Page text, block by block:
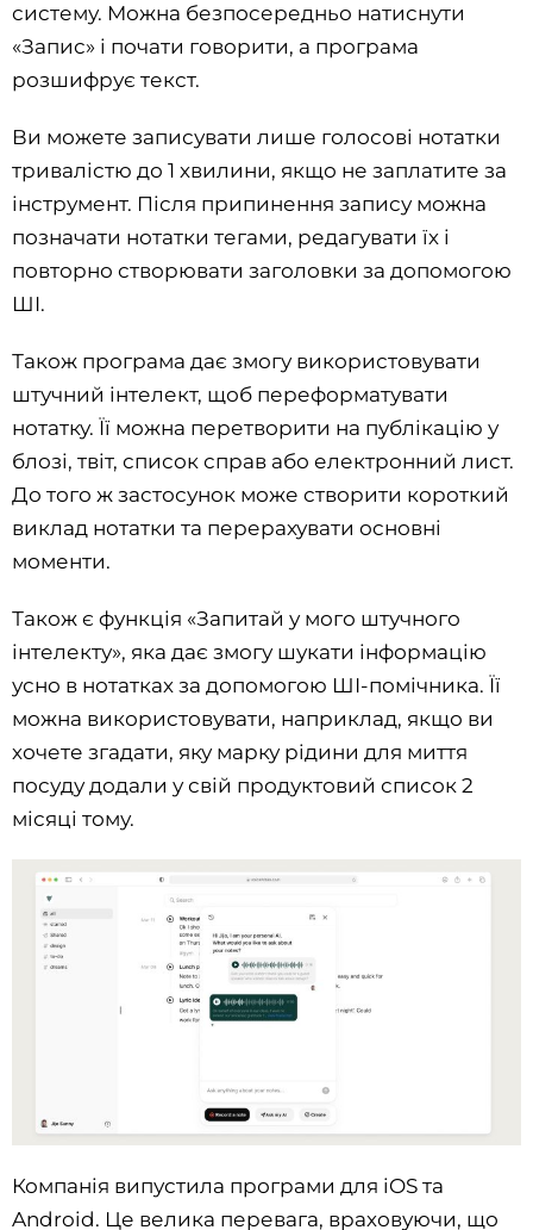
систему. Можна безпосередньо натиснути
«Запис» і почати говорити, а програма
розшифрує текст.
Ви можете записувати лише голосові нотатки
тривалістю до 1 хвилини, якщо не заплатите за
інструмент. Після припинення запису можна
позначати нотатки тегами, редагувати їх і
повторно створювати заголовки за допомогою
ШI.
Також програма дає змогу використовувати
штучний інтелект, щоб переформатувати
нотатку. Її можна перетворити на публікацію у
блозі, твіт, список справ або електронний лист.
До того ж застосунок може створити короткий
виклад нотатки та перерахувати основні
моменти.
Також є функція «Запитай у мого штучного
інтелекту», яка дає змогу шукати інформацію
усно в нотатках за допомогою ШІ-помічника. Її
можна використовувати, наприклад, якщо ви
хочете згадати, яку марку рідини для миття
посуду додали у свій продуктовий список 2
місяці тому.
Компанія випустила програми для iOS та
Android. Це велика перевага, враховуючи, що